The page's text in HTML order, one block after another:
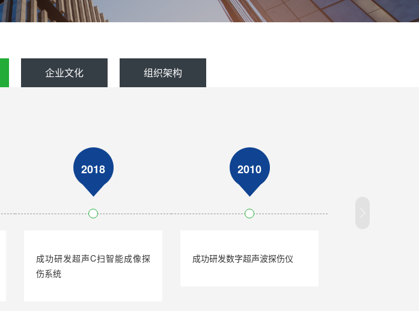
企业文化 组织架构
2018
成功研发超声C扫智能成像探
伤系统
2010
成功研发数字超声波探伤仪